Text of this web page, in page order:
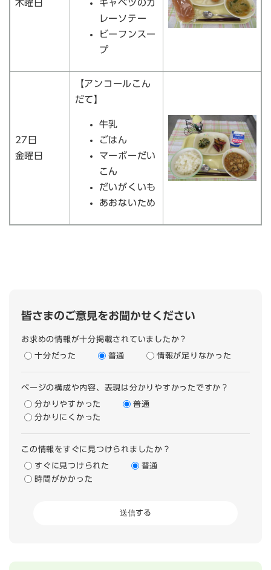
木曜日
キャベツのカ
レーソテー
ビーフンスー
プ
27日
金曜日
【アンコールこん
だて】
牛乳
ごはん
マーボーだい
こん
だいがくいも
あおないため
皆さまのご意見をお聞かせください
お求めの情報が十分掲載されていましたか？
十分だった 普通 情報が足りなかった
ページの構成や内容、表現は分かりやすかったですか？
分かりやすかった
普通
分かりにくかった
この情報をすぐに見つけられましたか？
すぐに見つけられた
普通
時間がかかった